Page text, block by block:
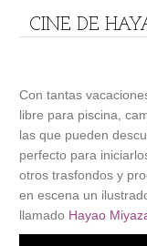
CINE DE
Con tantas
libre para piscina,
las que pueden
perfecto para
otros trasfondos y
en escena un
llamado Hayao